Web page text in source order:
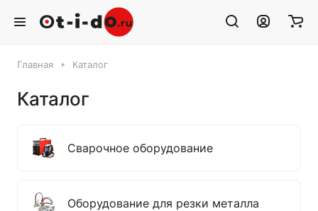
Главная Каталог
Каталог
Сварочное оборудование
Оборудование для резки металла